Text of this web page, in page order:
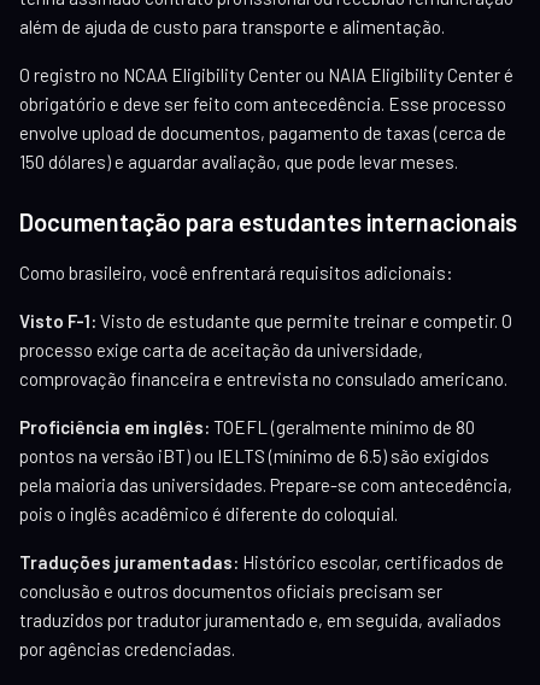
além de ajuda de custo para transporte e alimentação.
O registro no NCAA Eligibility Center ou NAIA Eligibility Center é
obrigatório e deve ser feito com antecedência. Esse processo
envolve upload de documentos, pagamento de taxas (cerca de
150 dólares) e aguardar avaliação, que pode levar meses.
Documentação para estudantes internacionais
Como brasileiro, você enfrentará requisitos adicionais:
Visto F-1: Visto de estudante que permite treinar e competir. O
processo exige carta de aceitação da universidade,
comprovação financeira e entrevista no consulado americano.
Proficiência em inglês: TOEFL (geralmente mínimo de 80
pontos na versão iBT) ou IELTS (mínimo de 6.5) são exigidos
pela maioria das universidades. Prepare-se com antecedência,
pois o inglês acadêmico é diferente do coloquial.
Traduções juramentadas: Histórico escolar, certificados de
conclusão e outros documentos oficiais precisam ser
traduzidos por tradutor juramentado e, em seguida, avaliados
por agências credenciadas.